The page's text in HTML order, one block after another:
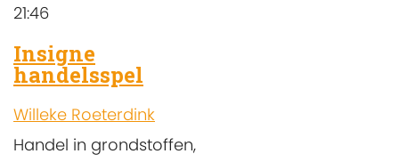
21:46
Insigne
handelsspel
Willeke Roeterdink
Handel in grondstoffen,